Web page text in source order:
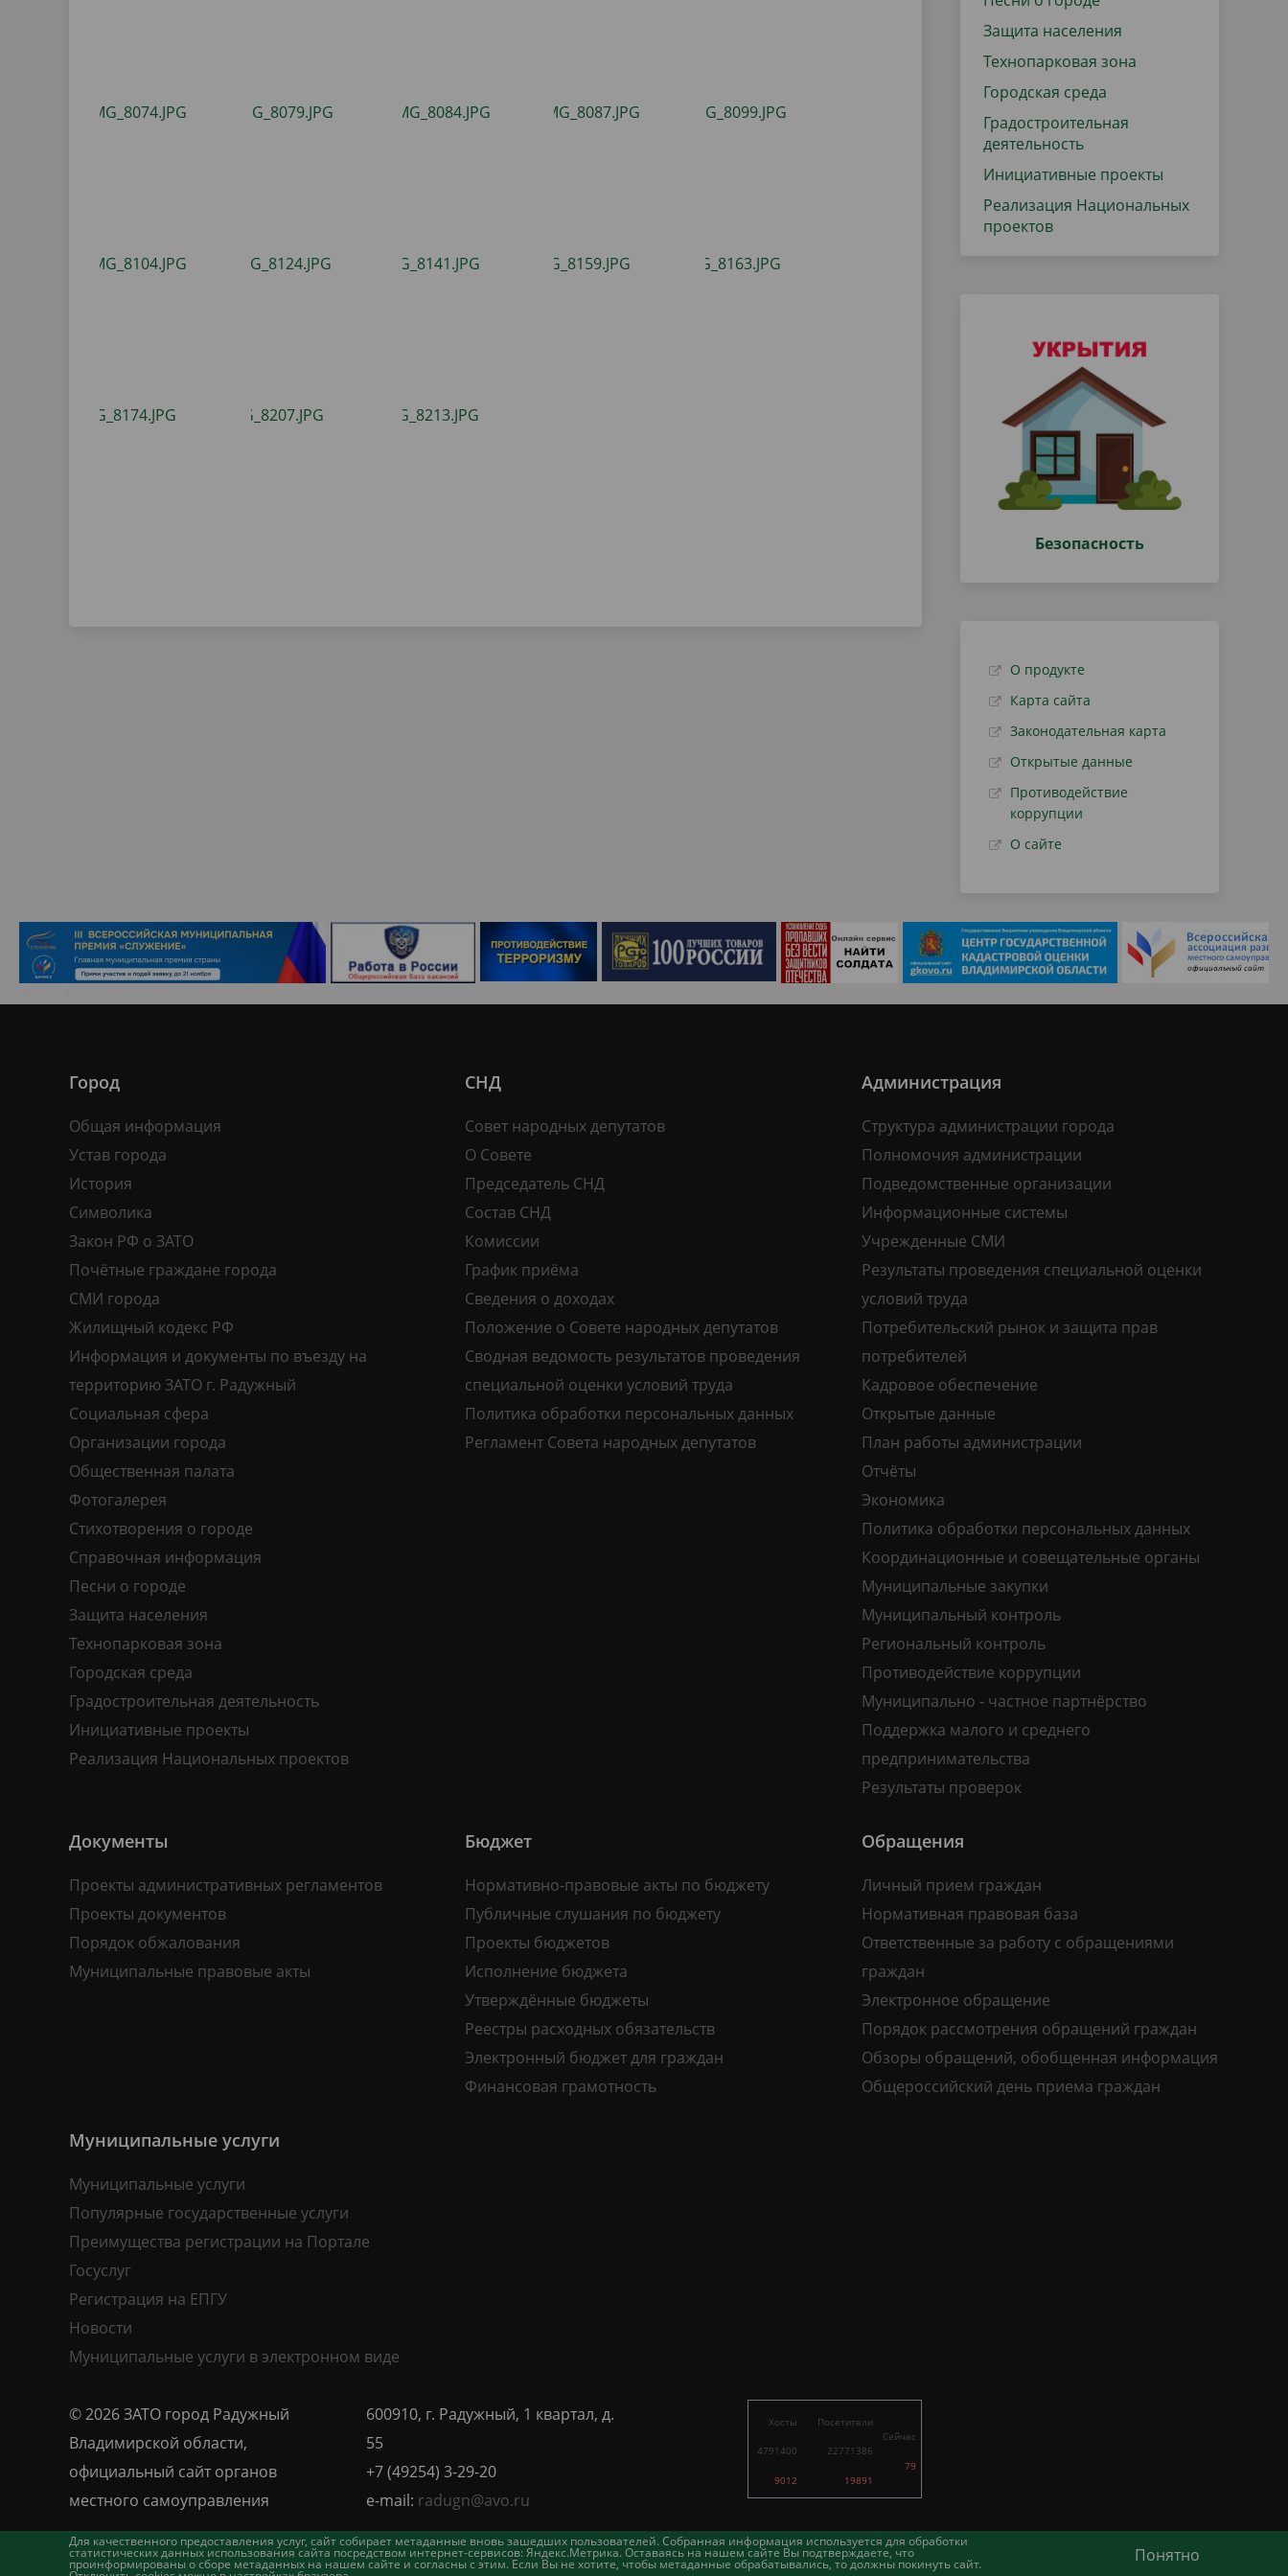
Защита населения
Технопарковая зона
Городская среда
Градостроительная
деятельность
Инициативные проекты
Реализация Национальных
проектов
Безопасность
О продукте
Карта сайта
Законодательная карта
Открытые данные
Противодействие
коррупции
О сайте
Для качественного предоставления услуг, сайт собирает метаданные вновь зашедших пользователей. Собранная информация используется для обработки
статистических данных использования сайта посредством интернет-сервисов: Яндекс.Метрика. Оставаясь на нашем сайте Вы подтверждаете, что
проинформированы о сборе метаданных на нашем сайте и согласны с этим. Если Вы не хотите, чтобы метаданные обрабатывались, то должны покинуть сайт. Понятно
Город
Общая информация
Устав города
История
Символика
Закон РФ о ЗАТО
Почётные граждане города
СМИ города
Жилищный кодекс РФ
Информация и документы по въезду на
территорию ЗАТО г. Радужный
Социальная сфера
Организации города
Общественная палата
Фотогалерея
Стихотворения о городе
Справочная информация
Песни о городе
Защита населения
Технопарковая зона
Городская среда
Градостроительная деятельность
Инициативные проекты
Реализация Национальных проектов
СНД
Совет народных депутатов
О Совете
Председатель СНД
Состав СНД
Комиссии
График приёма
Сведения о доходах
Положение о Совете народных депутатов
Сводная ведомость результатов проведения
специальной оценки условий труда
Политика обработки персональных данных
Регламент Совета народных депутатов
Администрация
Структура администрации города
Полномочия администрации
Подведомственные организации
Информационные системы
Учрежденные СМИ
Результаты проведения специальной оценки
условий труда
Потребительский рынок и защита прав
потребителей
Кадровое обеспечение
Открытые данные
План работы администрации
Отчёты
Экономика
Политика обработки персональных данных
Координационные и совещательные органы
Муниципальные закупки
Муниципальный контроль
Региональный контроль
Противодействие коррупции
Муниципально - частное партнёрство
Поддержка малого и среднего
предпринимательства
Результаты проверок
Документы
Проекты административных регламентов
Проекты документов
Порядок обжалования
Муниципальные правовые акты
Бюджет
Нормативно-правовые акты по бюджету
Публичные слушания по бюджету
Проекты бюджетов
Исполнение бюджета
Утверждённые бюджеты
Реестры расходных обязательств
Электронный бюджет для граждан
Финансовая грамотность
Обращения
Личный прием граждан
Нормативная правовая база
Ответственные за работу с обращениями
граждан
Электронное обращение
Порядок рассмотрения обращений граждан
Обзоры обращений, обобщенная информация
Общероссийский день приема граждан
Муниципальные услуги
Муниципальные услуги
Популярные государственные услуги
Преимущества регистрации на Портале
Госуслуг
Регистрация на ЕПГУ
Новости
Муниципальные услуги в электронном виде
© 2026 ЗАТО город Радужный
Владимирской области,
официальный сайт органов
местного самоуправления
600910, г. Радужный, 1 квартал, д.
55
+7 (49254) 3-29-20
e-mail: radugn@avo.ru
Хосты
4791400
9012
Посетители
22771386
19891
Сейчас
79